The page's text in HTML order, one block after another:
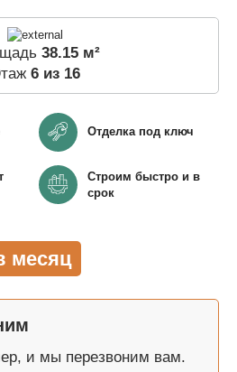
38.15 м²
6 из 16
Отделка под ключ
Строим быстро и в
срок
месяц
и мы перезвоним вам.